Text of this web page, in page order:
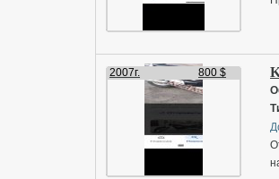
2007г. 800 $